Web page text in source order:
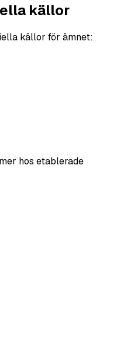
källor
källor för ämnet:
hos etablerade